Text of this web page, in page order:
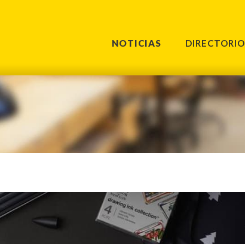
NOTICIAS DIRECTORIO